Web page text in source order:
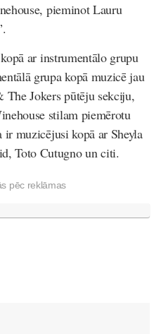
pieminot Lauru
ar instrumentālo grupu
grupa kopā muzicē jau
Jokers pūtēju sekciju,
stilam piemērotu
muzicējusi kopā ar Sheyla
Toto Cutugno un citi.
pēc reklāmas